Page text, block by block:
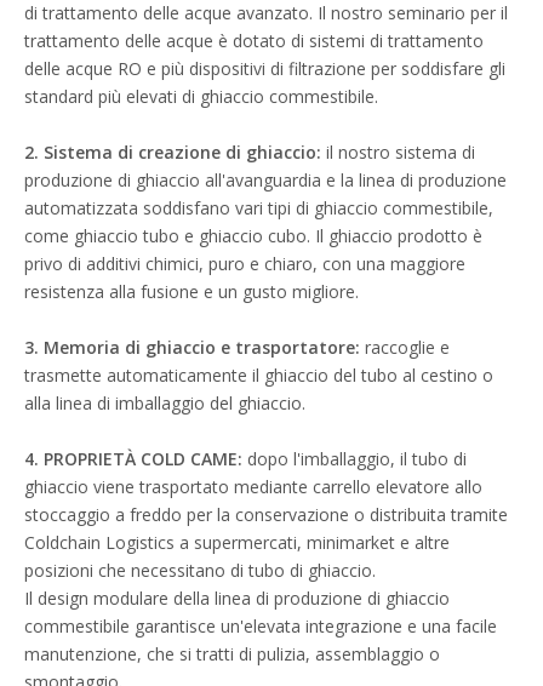
di trattamento delle acque avanzato. Il nostro seminario per il
trattamento delle acque è dotato di sistemi di trattamento
delle acque RO e più dispositivi di filtrazione per soddisfare gli
standard più elevati di ghiaccio commestibile.
2. Sistema di creazione di ghiaccio: il nostro sistema di
produzione di ghiaccio all'avanguardia e la linea di produzione
automatizzata soddisfano vari tipi di ghiaccio commestibile,
come ghiaccio tubo e ghiaccio cubo. Il ghiaccio prodotto è
privo di additivi chimici, puro e chiaro, con una maggiore
resistenza alla fusione e un gusto migliore.
3. Memoria di ghiaccio e trasportatore: raccoglie e
trasmette automaticamente il ghiaccio del tubo al cestino o
alla linea di imballaggio del ghiaccio.
4. PROPRIETÀ COLD CAME: dopo l'imballaggio, il tubo di
ghiaccio viene trasportato mediante carrello elevatore allo
stoccaggio a freddo per la conservazione o distribuita tramite
Coldchain Logistics a supermercati, minimarket e altre
posizioni che necessitano di tubo di ghiaccio.
Il design modulare della linea di produzione di ghiaccio
commestibile garantisce un'elevata integrazione e una facile
manutenzione, che si tratti di pulizia, assemblaggio o